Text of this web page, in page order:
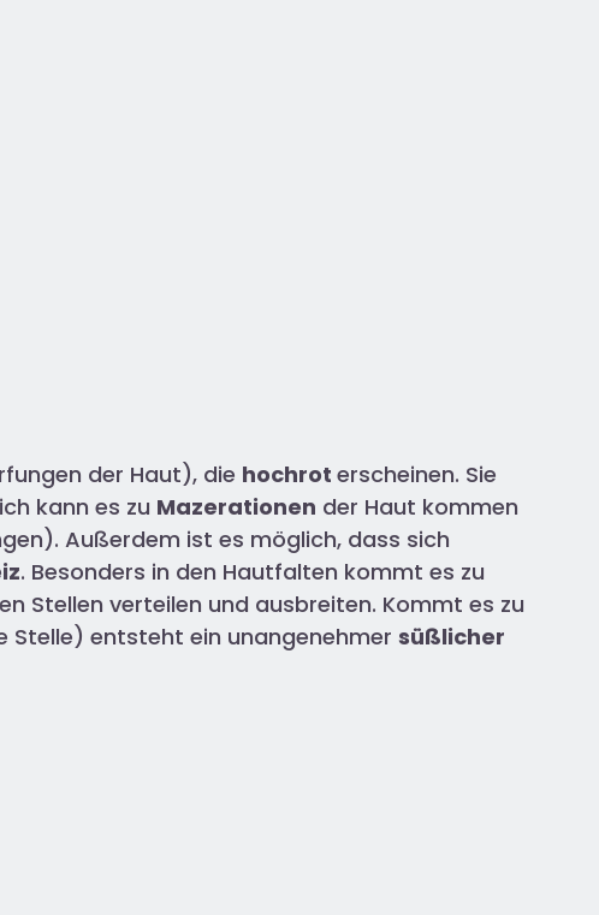
der Haut), die hochrot erscheinen. Sie
kann es zu Mazerationen der Haut kommen
Außerdem ist es möglich, dass sich
. Besonders in den Hautfalten kommt es zu
Stellen verteilen und ausbreiten. Kommt es zu
Stelle) entsteht ein unangenehmer süßlicher